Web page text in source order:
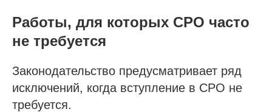
Работы, для которых СРО часто
не требуется
Законодательство предусматривает ряд
исключений, когда вступление в СРО не
требуется.
sro@sro-nostroy-nopriz.ru
8-800-350-88-67
9:00 - 18:00 Пн-Пт
Сообщество в Telegram